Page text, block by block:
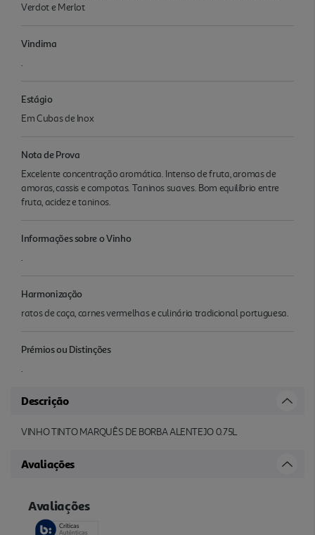
Verdot e Merlot
Vindima
.
Estágio
Em Cubas de Inox
Nota de Prova
Excelente concentração aromática. Intenso de fruta, aromas de
amoras, cassis e compotas. Taninos suaves. Bom equilíbrio entre
fruta, acidez e taninos.
Informações sobre o Vinho
.
Harmonização
ratos de caça, carnes vermelhas e culinária tradicional portuguesa.
Prémios ou Distinções
.
Descrição
VINHO TINTO MARQUÊS DE BORBA ALENTEJO 0.75L
Avaliações